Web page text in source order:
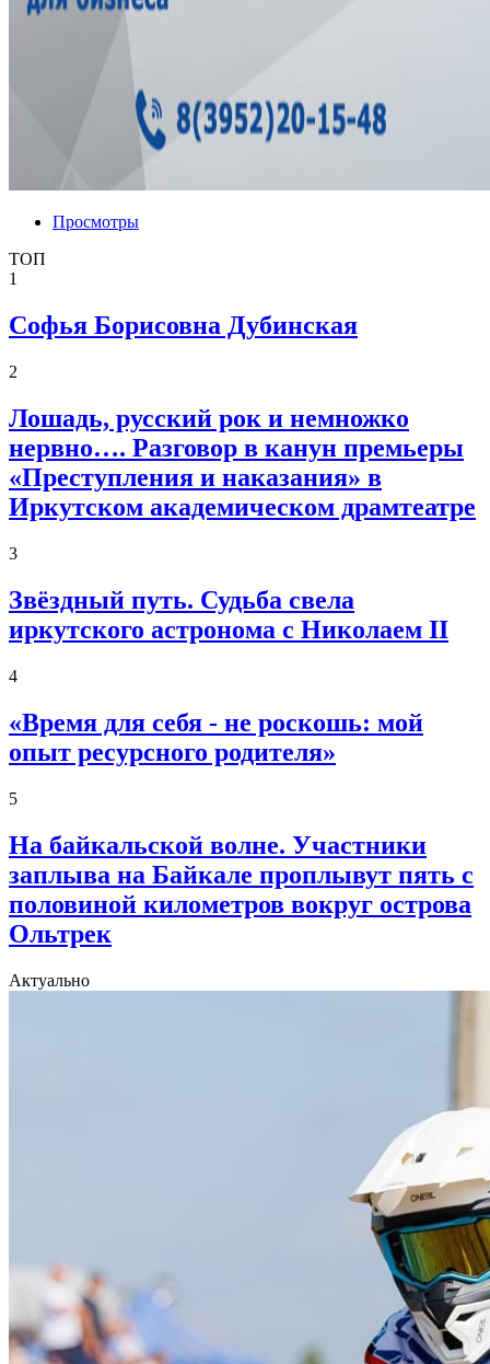
Просмотры
ТОП
1
Софья Борисовна Дубинская
2
Лошадь, русский рок и немножко
нервно…. Разговор в канун премьеры
«Преступления и наказания» в
Иркутском академическом драмтеатре
3
Звёздный путь. Судьба свела
иркутского астронома с Николаем II
4
«Время для себя - не роскошь: мой
опыт ресурсного родителя»
5
На байкальской волне. Участники
заплыва на Байкале проплывут пять с
половиной километров вокруг острова
Ольтрек
Актуально